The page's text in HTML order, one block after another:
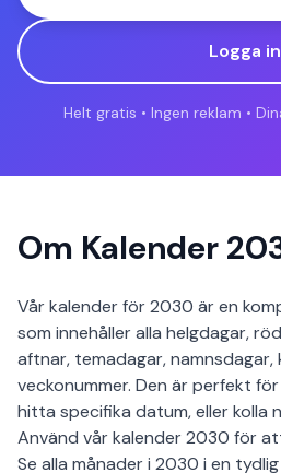
Logga in
Helt gratis • Ingen reklam •
Om Kalender
Vår kalender för 2030 är en
som innehåller alla helgdagar,
aftnar, temadagar, namnsdagar,
veckonummer. Den är perfekt
hitta specifika datum, eller kolla
Använd vår kalender 2030 för
Se alla månader i 2030 i en